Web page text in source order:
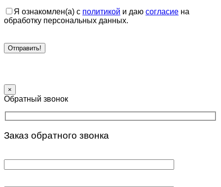
Я ознакомлен(а) с политикой и даю согласие на
обработку персональных данных.
×
Обратный звонок
Заказ обратного звонка